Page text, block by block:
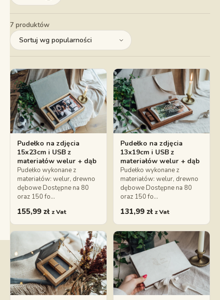
7 produktów
Pudełko na zdjęcia
15x23cm i USB z
materiałów welur + dąb
Pudełko wykonane z
materiałów: welur, drewno
dębowe Dostępne na 80
oraz 150 fo…
155,99 zł z Vat
Pudełko na zdjęcia
13x19cm i USB z
materiałów welur + dąb
Pudełko wykonane z
materiałów: welur, drewno
dębowe Dostępne na 80
oraz 150 fo…
131,99 zł z Vat